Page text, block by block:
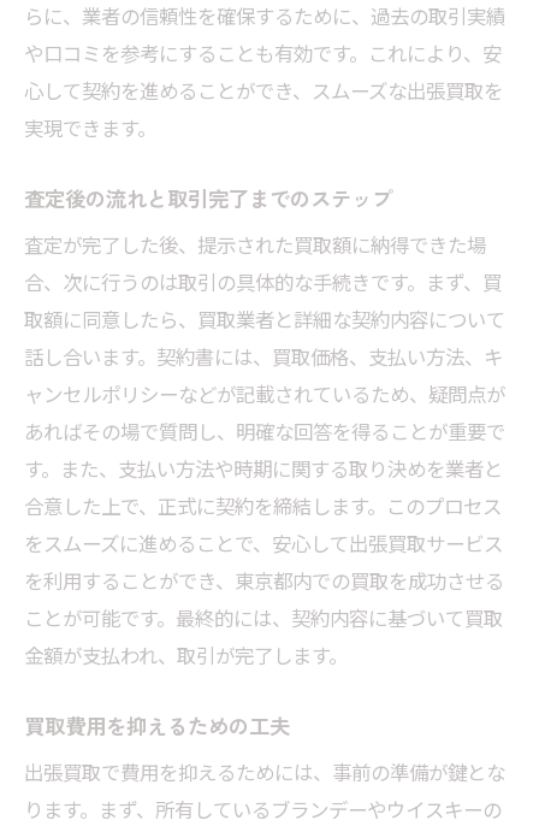
らに、業者の信頼性を確保するために、過去の取引実績
や口コミを参考にすることも有効です。これにより、安
心して契約を進めることができ、スムーズな出張買取を
実現できます。
査定後の流れと取引完了までのステップ
査定が完了した後、提示された買取額に納得できた場
合、次に行うのは取引の具体的な手続きです。まず、買
取額に同意したら、買取業者と詳細な契約内容について
話し合います。契約書には、買取価格、支払い方法、キ
ャンセルポリシーなどが記載されているため、疑問点が
あればその場で質問し、明確な回答を得ることが重要で
す。また、支払い方法や時期に関する取り決めを業者と
合意した上で、正式に契約を締結します。このプロセス
をスムーズに進めることで、安心して出張買取サービス
を利用することができ、東京都内での買取を成功させる
ことが可能です。最終的には、契約内容に基づいて買取
金額が支払われ、取引が完了します。
買取費用を抑えるための工夫
出張買取で費用を抑えるためには、事前の準備が鍵とな
ります。まず、所有しているブランデーやウイスキーの